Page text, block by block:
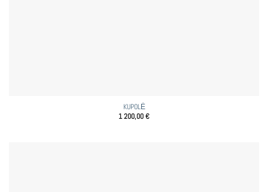
KUPOLĖ
1 200,00€